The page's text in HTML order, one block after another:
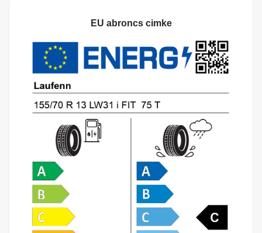
EU abroncs cimke